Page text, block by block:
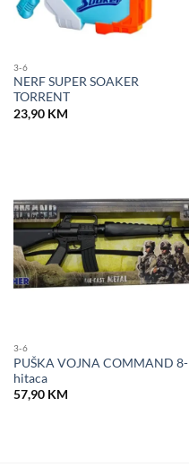
3-6
NERF SUPER SOAKER
TORRENT
23,90 KM
3-6
PUŠKA VOJNA COMMAND 8-
hitaca
57,90 KM